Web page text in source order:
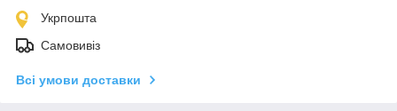
Укрпошта
Самовивіз
Всі умови доставки